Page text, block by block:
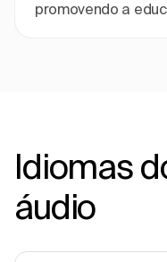
promovendo a
Idiomas
áudio